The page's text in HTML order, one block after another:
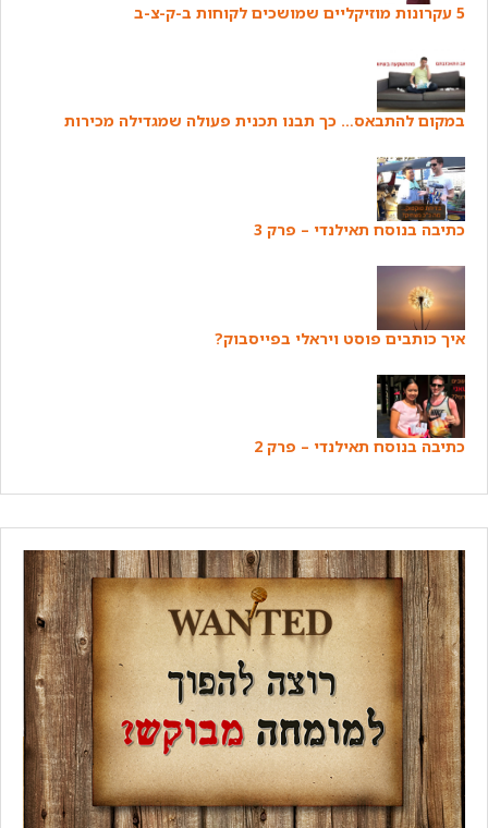
5 עקרונות מוזיקליים שמושכים לקוחות ב-ק-צ-ב
במקום להתבאס… כך תבנו תכנית פעולה שמגדילה מכירות
כתיבה בנוסח תאילנדי – פרק 3
איך כותבים פוסט ויראלי בפייסבוק?
כתיבה בנוסח תאילנדי – פרק 2